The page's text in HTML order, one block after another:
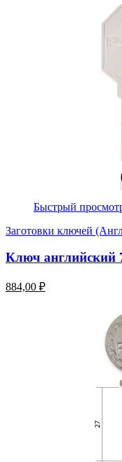
Быстрый
Заготовки ключей
Ключ английский
884,00 ₽